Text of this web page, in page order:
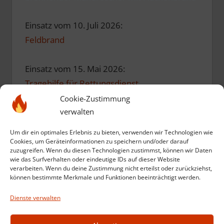
Cookie-Zustimmung
verwalten
Um dir ein optimales Erlebnis zu bieten, verwenden wir Technologien wie
Cookies, um Geräteinformationen zu speichern und/oder darauf
zuzugreifen. Wenn du diesen Technologien zustimmst, können wir Daten
wie das Surfverhalten oder eindeutige IDs auf dieser Website
verarbeiten. Wenn du deine Zustimmung nicht erteilst oder zurückziehst,
können bestimmte Merkmale und Funktionen beeinträchtigt werden.
Dienste verwalten
Einsatz vom 10. Juli 2026:
Feldbrand
Einsatz vom 15. Mai 2026:
Tragehilfe für Rettungsdienst
Einsatz vom 10. Mai 2026:
Einsatz vom 12. März 2026:
Kompost in Brand